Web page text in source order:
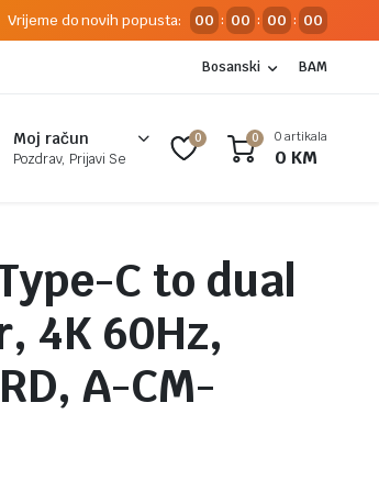
Vrijeme do novih popusta: 00 : 00 : 00 : 00
Bosanski BAM
Moj račun
Pozdrav, Prijavi Se
0 0 0 artikala
0 KM
C to dual
4K 60Hz,
A-CM-